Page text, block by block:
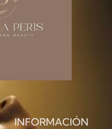
INFORMACIÓN